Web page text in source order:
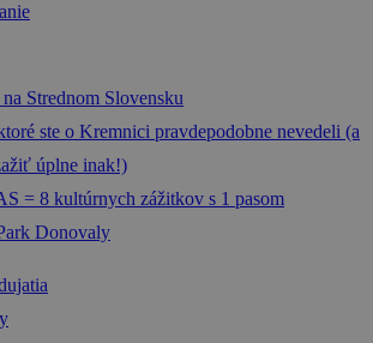
Strednom Slovensku
ste o Kremnici pravdepodobne nevedeli (a
úplne inak!)
= 8 kultúrnych zážitkov s 1 pasom
Donovaly